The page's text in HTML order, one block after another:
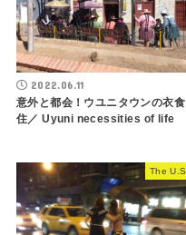
2022.06.11
意外と都会！ウユニタウンの衣食
住／ Uyuni necessities of life
The U.S.